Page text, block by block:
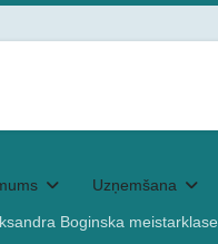
Uzņemšana
Boginska meistarklase